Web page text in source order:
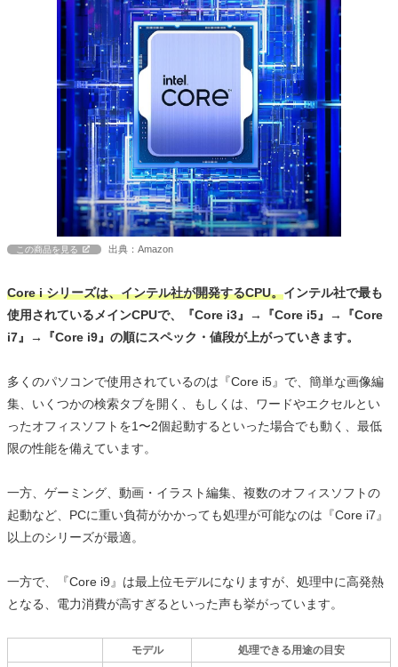
この商品を見る 出典：Amazon
Core i シリーズは、インテル社が開発するCPU。インテル社で最も
使用されているメインCPUで、『Core i3』→『Core i5』→『Core
i7』→『Core i9』の順にスペック・値段が上がっていきます。
多くのパソコンで使用されているのは『Core i5』で、簡単な画像編
集、いくつかの検索タブを開く、もしくは、ワードやエクセルとい
ったオフィスソフトを1〜2個起動するといった場合でも動く、最低
限の性能を備えています。
一方、ゲーミング、動画・イラスト編集、複数のオフィスソフトの
起動など、PCに重い負荷がかかっても処理が可能なのは『Core i7』
以上のシリーズが最適。
一方で、『Core i9』は最上位モデルになりますが、処理中に高発熱
となる、電力消費が高すぎるといった声も挙がっています。
モデル 処理できる用途の目安